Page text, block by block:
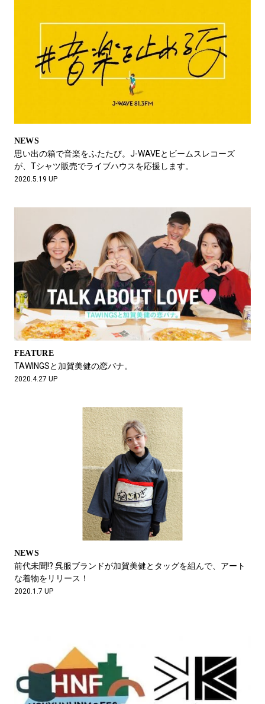
NEWS
思い出の箱で音楽をふたたび。J-WAVEとビームスレコーズ
が、Tシャツ販売でライブハウスを応援します。
2020.5.19 UP
FEATURE
TAWINGSと加賀美健の恋バナ。
2020.4.27 UP
NEWS
前代未聞!? 呉服ブランドが加賀美健とタッグを組んで、アート
な着物をリリース！
2020.1.7 UP